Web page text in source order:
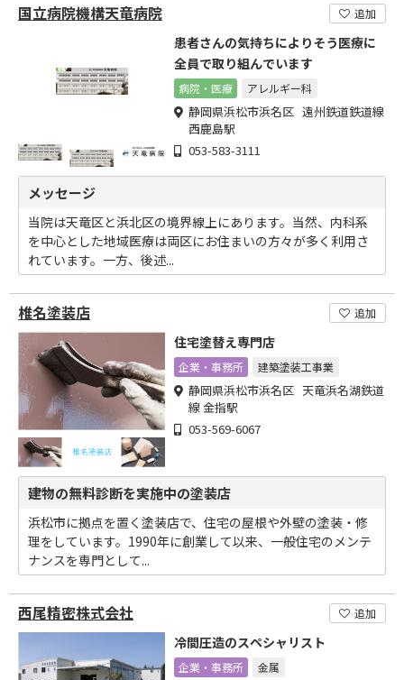
国立病院機構天竜病院 追加
患者さんの気持ちによりそう医療に
全員で取り組んでいます
病院・医療 アレルギー科
静岡県浜松市浜名区 遠州鉄道鉄道線
西鹿島駅
053-583-3111
メッセージ
当院は天竜区と浜北区の境界線上にあります。当然、内科系
を中心とした地域医療は両区にお住まいの方々が多く利用さ
れています。一方、後述...
椎名塗装店 追加
住宅塗替え専門店
企業・事務所 建築塗装工事業
静岡県浜松市浜名区 天竜浜名湖鉄道
線 金指駅
053-569-6067
建物の無料診断を実施中の塗装店
浜松市に拠点を置く塗装店で、住宅の屋根や外壁の塗装・修
理をしています。1990年に創業して以来、一般住宅のメンテ
ナンスを専門として...
西尾精密株式会社 追加
冷間圧造のスペシャリスト
企業・事務所 金属